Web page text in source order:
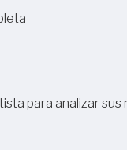
para analizar